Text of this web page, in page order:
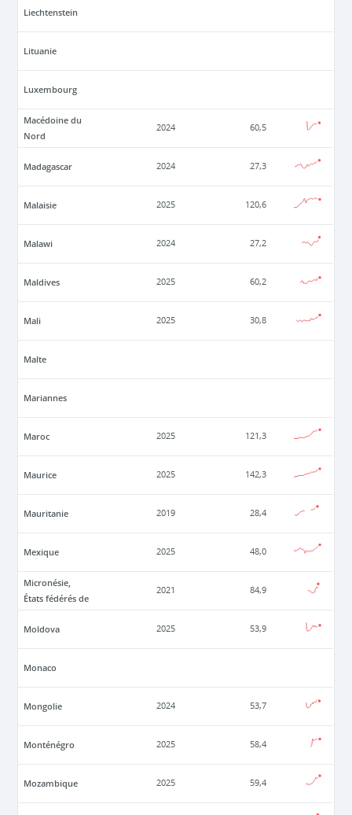
Liechtenstein
Lituanie
Luxembourg
Macédoine du
Nord
2024 60,5
Madagascar 2024 27,3
Malaisie 2025 120,6
Malawi 2024 27,2
Maldives 2025 60,2
Mali 2025 30,8
Malte
Mariannes
Maroc 2025 121,3
Maurice 2025 142,3
Mauritanie 2019 28,4
Mexique 2025 48,0
Micronésie,
États fédérés de
2021 84,9
Moldova 2025 53,9
Monaco
Mongolie 2024 53,7
Monténégro 2025 58,4
Mozambique 2025 59,4